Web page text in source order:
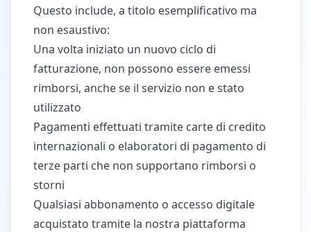
Questo include, a titolo esemplificativo ma
non esaustivo:
Una volta iniziato un nuovo ciclo di
fatturazione, non possono essere emessi
rimborsi, anche se il servizio non e stato
utilizzato
Pagamenti effettuati tramite carte di credito
internazionali o elaboratori di pagamento di
terze parti che non supportano rimborsi o
storni
Qualsiasi abbonamento o accesso digitale
acquistato tramite la nostra piattaforma